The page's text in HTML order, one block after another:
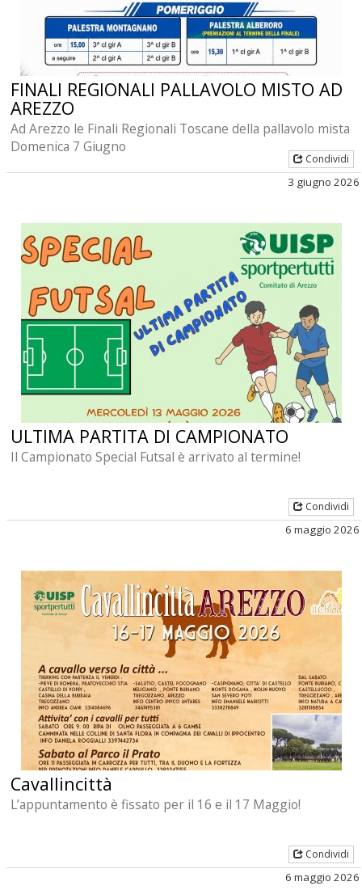
FINALI REGIONALI PALLAVOLO MISTO AD
AREZZO
Ad Arezzo le Finali Regionali Toscane della pallavolo mista
Domenica 7 Giugno
Condividi
3 giugno 2026
ULTIMA PARTITA DI CAMPIONATO
Il Campionato Special Futsal è arrivato al termine!
Condividi
6 maggio 2026
Cavallincittà
L’appuntamento è fissato per il 16 e il 17 Maggio!
Condividi
6 maggio 2026